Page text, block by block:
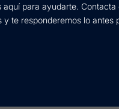
aquí para ayudarte. Contacta
y te responderemos lo antes